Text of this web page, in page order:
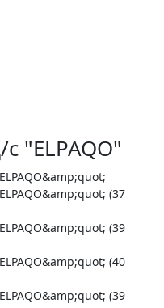
"ELPAQO"